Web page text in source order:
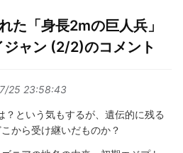
た「身長2mの巨人兵」
ャン (2/2)のコメント
25 23:58:43
？という気もするが、遺伝的に残る
から受け継いだものか？